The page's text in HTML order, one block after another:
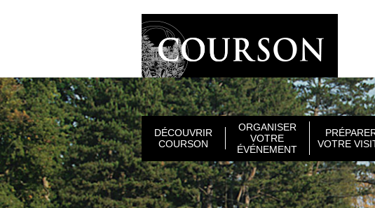
DÉCOUVRIR
COURSON
ORGANISER
VOTRE
ÉVÉNEMENT
VOTRE